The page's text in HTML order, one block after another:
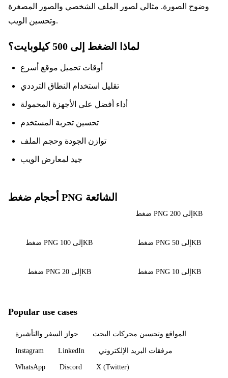
وضوح الصورة. مثالي لصور الملف الشخصي والصور المصغرة
وتحسين الويب.
لماذا الضغط إلى 500 كيلوبايت؟
أوقات تحميل موقع أسرع
تقليل استخدام النطاق الترددي
أداء أفضل على الأجهزة المحمولة
تحسين تجربة المستخدم
توازن الجودة وحجم الملف
جيد لمعارض الويب
أحجام ضغط PNG الشائعة
ضغط PNG إلى 200KB
ضغط PNG إلى 100KB ضغط PNG إلى 50KB
ضغط PNG إلى 20KB ضغط PNG إلى 10KB
Popular use cases
جواز السفر والتأشيرة المواقع وتحسين محركات البحث
Instagram LinkedIn مرفقات البريد الإلكتروني
WhatsApp Discord X (Twitter)